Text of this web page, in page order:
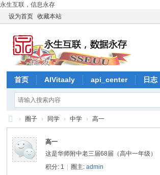
永生互联，信息永存
设为首页
收藏本站
首页 AIVitaaly api_center 日志
安
通
› 圈子 › 同学 › 中学 › 高一
高一
这是华师附中老三届68届（高中一年级）
积分: 1 圈主:admin